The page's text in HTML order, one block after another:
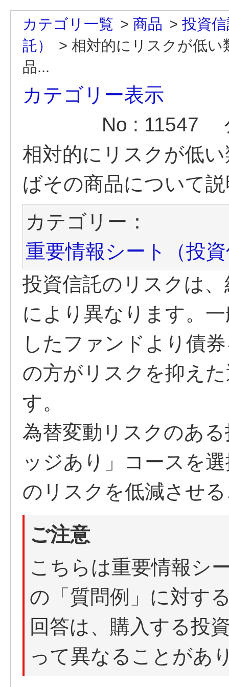
カテゴリ一覧 > 商品 > 投資
託）
> 相対的にリスクが低
品...
カテゴリー表示
No : 11547
相対的にリスクが低
ばその商品について
カテゴリー：
重要情報シート（投
投資信託のリスクは
により異なります。
したファンドより債
の方がリスクを抑え
す。
為替変動リスクのあ
ッジあり」コースを
のリスクを低減させ
ご注意
こちらは重要情報シ
の「質問例」に対す
回答は、購入する投
って異なることがあ